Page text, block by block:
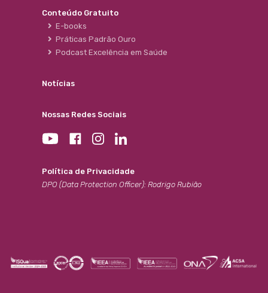
Conteúdo Gratuito
E-books
Práticas Padrão Ouro
Podcast Excelência em Saúde
Notícias
Nossas Redes Sociais
Política de Privacidade
DPO (Data Protection Officer): Rodrigo Rubião